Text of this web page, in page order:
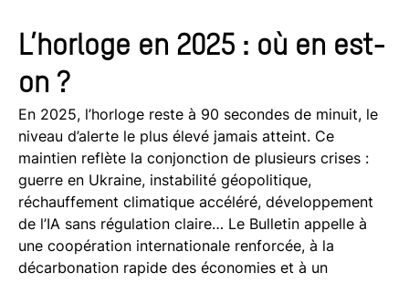
L’horloge en 2025 : où en est-
on ?
En 2025, l’horloge reste à 90 secondes de minuit, le
niveau d’alerte le plus élevé jamais atteint. Ce
maintien reflète la conjonction de plusieurs crises :
guerre en Ukraine, instabilité géopolitique,
réchauffement climatique accéléré, développement
de l’IA sans régulation claire… Le Bulletin appelle à
une coopération internationale renforcée, à la
décarbonation rapide des économies et à un